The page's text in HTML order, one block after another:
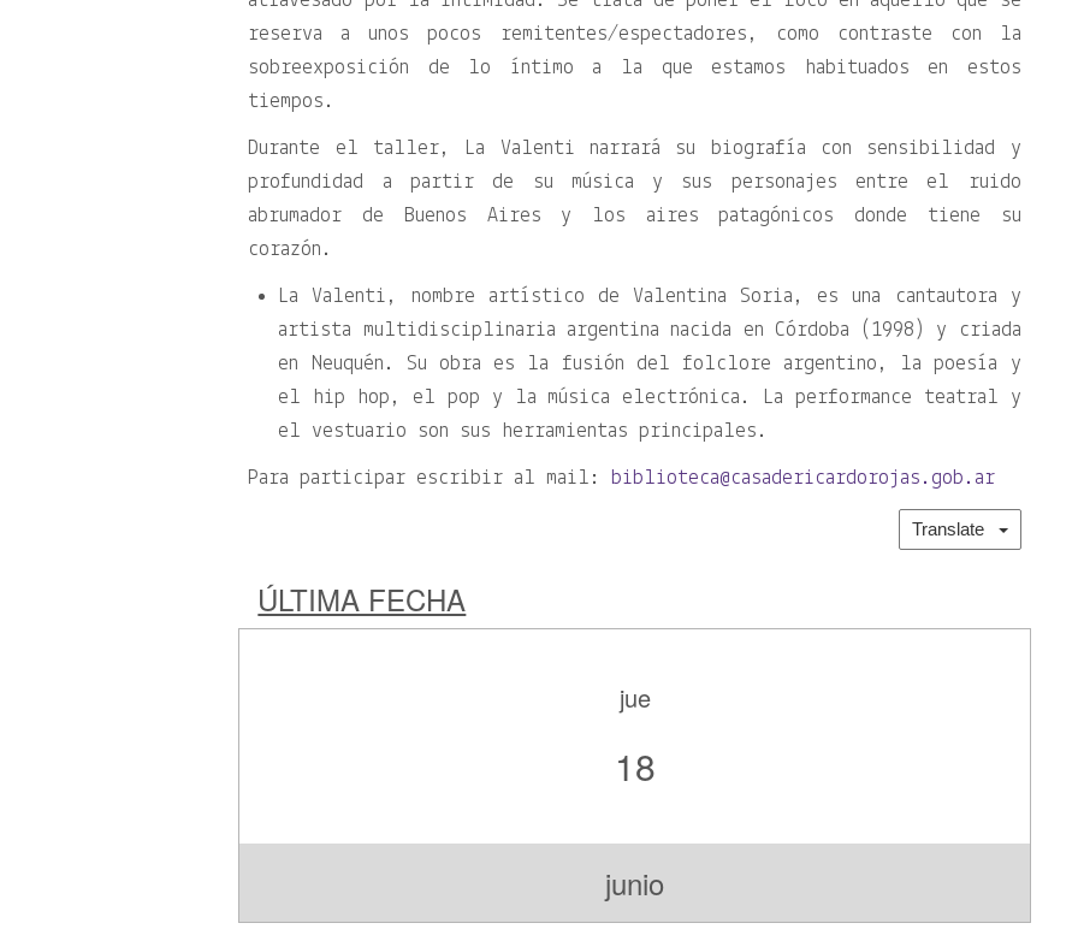
reserva a unos pocos remitentes/espectadores, como contraste con la
sobreexposición de lo íntimo a la que estamos habituados en estos
tiempos.
Durante el taller, La Valenti narrará su biografía con sensibilidad y
profundidad a partir de su música y sus personajes entre el ruido
abrumador de Buenos Aires y los aires patagónicos donde tiene su
corazón.
La Valenti, nombre artístico de Valentina Soria, es una cantautora y
artista multidisciplinaria argentina nacida en Córdoba (1998) y criada
en Neuquén. Su obra es la fusión del folclore argentino, la poesía y
el hip hop, el pop y la música electrónica. La performance teatral y
el vestuario son sus herramientas principales.
Para participar escribir al mail: biblioteca@casadericardorojas.gob.ar
Translate
ÚLTIMA FECHA
jue
18
junio